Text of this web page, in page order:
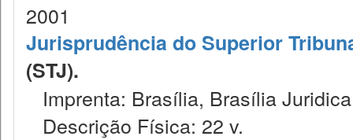
2001
Jurisprudência do Superior
(STJ).
Imprenta: Brasília, Brasília
Descrição Física: 22 v.